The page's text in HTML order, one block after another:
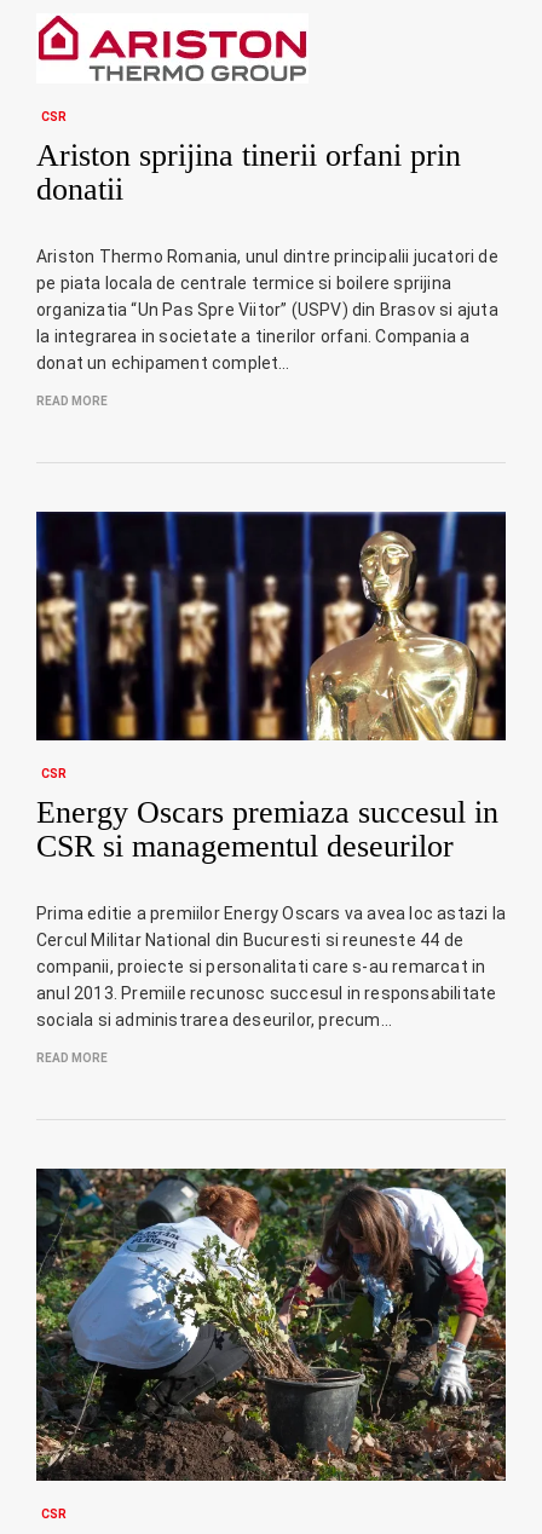
CSR
Ariston sprijina tinerii orfani prin
donatii
Ariston Thermo Romania, unul dintre principalii jucatori de
pe piata locala de centrale termice si boilere sprijina
organizatia “Un Pas Spre Viitor” (USPV) din Brasov si ajuta
la integrarea in societate a tinerilor orfani. Compania a
donat un echipament complet…
READ MORE
CSR
Energy Oscars premiaza succesul in
CSR si managementul deseurilor
Prima editie a premiilor Energy Oscars va avea loc astazi la
Cercul Militar National din Bucuresti si reuneste 44 de
companii, proiecte si personalitati care s-au remarcat in
anul 2013. Premiile recunosc succesul in responsabilitate
sociala si administrarea deseurilor, precum…
READ MORE
CSR